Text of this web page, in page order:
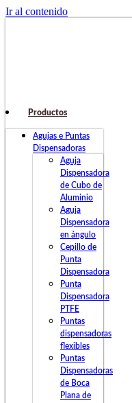
Ir al contenido
Productos
Agujas e Puntas
Dispensadoras
Aguja
Dispensadora
de Cubo de
Aluminio
Aguja
Dispensadora
en ángulo
Cepillo de
Punta
Dispensadora
Punta
Dispensadora
PTFE
Puntas
dispensadoras
flexibles
Puntas
Dispensadoras
de Boca
Plana de